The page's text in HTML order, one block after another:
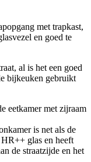
met trapkast,
en goed te
al is het een goed
bijkeuken gebruikt
eetkamer met zijraam
is net als de
glas en heeft
de straatzijde en het